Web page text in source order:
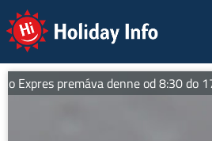
Holiday Info
Expres premáva denne od 8:30 do